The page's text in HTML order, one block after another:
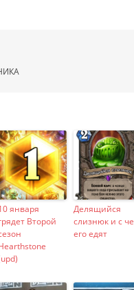
января
Второй
Делящийся
слизнюк и с
его едят